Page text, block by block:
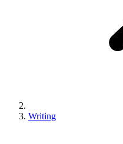
Writing